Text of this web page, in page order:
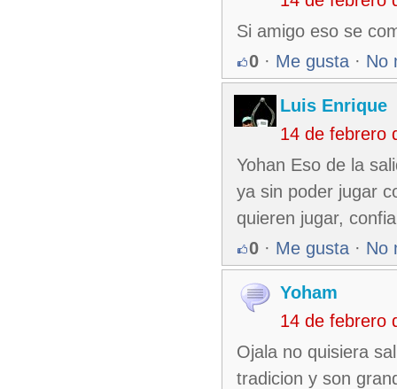
Si amigo eso se
0 · Me gusta · No
Luis Enrique
14 de febrero
Yohan Eso de la
ya sin poder jugar
quieren jugar,
0 · Me gusta · No
Yoham
14 de febrero
Ojala no quisiera
tradicion y son